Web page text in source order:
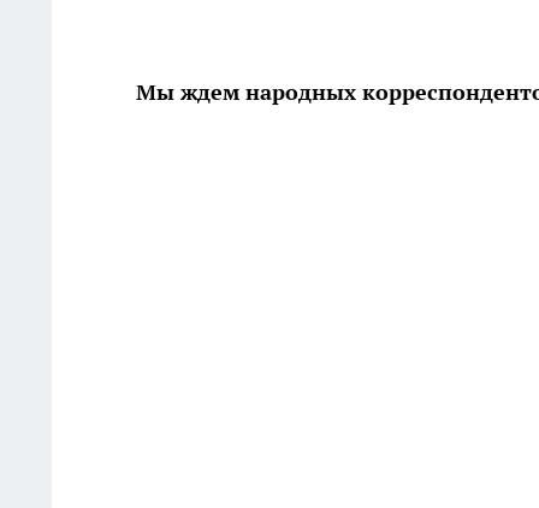
Мы ждем народных